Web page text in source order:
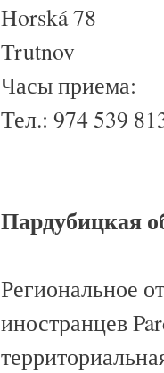
Horská 78
Trutnov
Часы приема:
Тел.: 974 539
Пардубицкая
Региональное
иностранцев